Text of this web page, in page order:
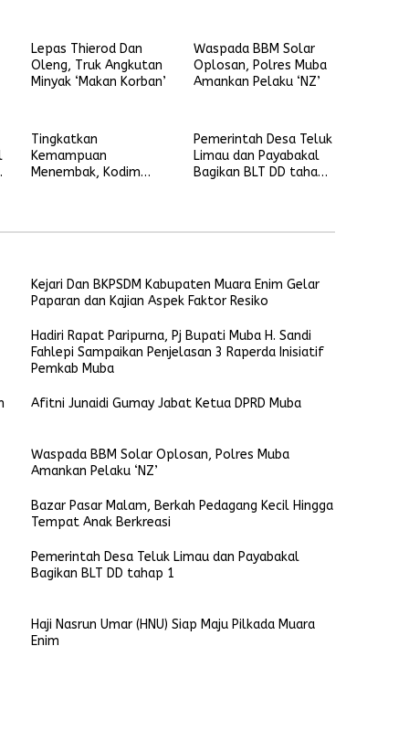
Lepas Thierod Dan
Oleng, Truk Angkutan
Minyak ‘Makan Korban’
Waspada BBM Solar
Oplosan, Polres Muba
Amankan Pelaku ‘NZ’
Tingkatkan
Kemampuan
Menembak, Kodim
Pemerintah Desa Teluk
Limau dan Payabakal
Bagikan BLT DD tahap
Kejari Dan BKPSDM Kabupaten Muara Enim Gelar
Paparan dan Kajian Aspek Faktor Resiko
Hadiri Rapat Paripurna, Pj Bupati Muba H. Sandi
Fahlepi Sampaikan Penjelasan 3 Raperda Inisiatif
Pemkab Muba
Afitni Junaidi Gumay Jabat Ketua DPRD Muba
Waspada BBM Solar Oplosan, Polres Muba
Amankan Pelaku ‘NZ’
Bazar Pasar Malam, Berkah Pedagang Kecil Hingga
Tempat Anak Berkreasi
Pemerintah Desa Teluk Limau dan Payabakal
Bagikan BLT DD tahap 1
Haji Nasrun Umar (HNU) Siap Maju Pilkada Muara
Enim